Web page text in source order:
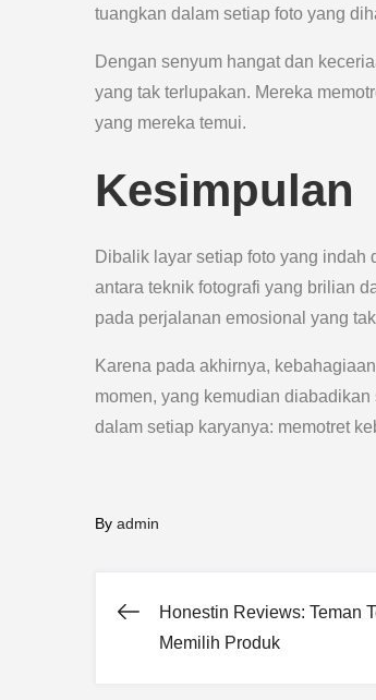
tuangkan dalam setiap foto yang
Dengan senyum hangat dan
yang tak terlupakan. Mereka
yang mereka temui.
Kesimpulan
Dibalik layar setiap foto yang indah
antara teknik fotografi yang brilian
pada perjalanan emosional yang
Karena pada akhirnya,
momen, yang kemudian
dalam setiap karyanya: memotret
By admin
Post
Honestin Reviews: Teman
Memilih Produk